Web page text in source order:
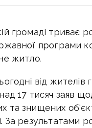
громаді триває
програми
житло.
від жителів
17 тисяч заяв
та знищених
За результатами